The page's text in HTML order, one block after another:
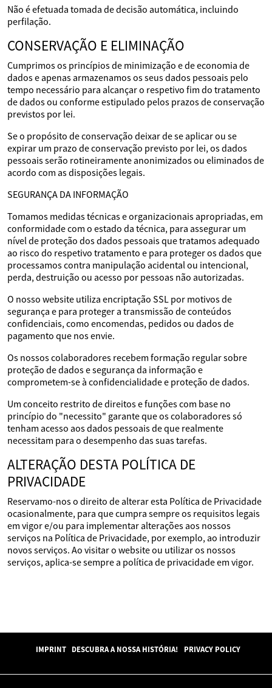
Não é efetuada tomada de decisão automática, incluindo
perfilação.
CONSERVAÇÃO E ELIMINAÇÃO
Cumprimos os princípios de minimização e de economia de
dados e apenas armazenamos os seus dados pessoais pelo
tempo necessário para alcançar o respetivo fim do tratamento
de dados ou conforme estipulado pelos prazos de conservação
previstos por lei.
Se o propósito de conservação deixar de se aplicar ou se
expirar um prazo de conservação previsto por lei, os dados
pessoais serão rotineiramente anonimizados ou eliminados de
acordo com as disposições legais.
SEGURANÇA DA INFORMAÇÃO
Tomamos medidas técnicas e organizacionais apropriadas, em
conformidade com o estado da técnica, para assegurar um
nível de proteção dos dados pessoais que tratamos adequado
ao risco do respetivo tratamento e para proteger os dados que
processamos contra manipulação acidental ou intencional,
perda, destruição ou acesso por pessoas não autorizadas.
O nosso website utiliza encriptação SSL por motivos de
segurança e para proteger a transmissão de conteúdos
confidenciais, como encomendas, pedidos ou dados de
pagamento que nos envie.
Os nossos colaboradores recebem formação regular sobre
proteção de dados e segurança da informação e
comprometem-se à confidencialidade e proteção de dados.
Um conceito restrito de direitos e funções com base no
princípio do "necessito" garante que os colaboradores só
tenham acesso aos dados pessoais de que realmente
necessitam para o desempenho das suas tarefas.
ALTERAÇÃO DESTA POLÍTICA DE
PRIVACIDADE
Reservamo-nos o direito de alterar esta Política de Privacidade
ocasionalmente, para que cumpra sempre os requisitos legais
em vigor e/ou para implementar alterações aos nossos
serviços na Política de Privacidade, por exemplo, ao introduzir
novos serviços. Ao visitar o website ou utilizar os nossos
serviços, aplica-se sempre a política de privacidade em vigor.
IMPRINT DESCUBRA A NOSSA HISTÓRIA! PRIVACY POLICY